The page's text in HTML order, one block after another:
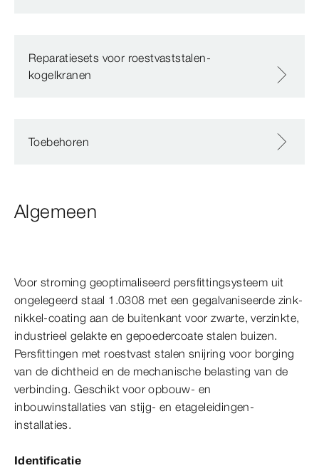
Reparatiesets voor roestvaststalen-
kogelkranen
Toebehoren
Algemeen
Voor stroming geoptimaliseerd persfittingsysteem uit
ongelegeerd staal 1.0308 met een gegalvaniseerde zink-​
nikkel-​coating aan de buitenkant voor zwarte, verzinkte,
industrieel gelakte en gepoedercoate stalen buizen.
Persfittingen met roestvast stalen snijring voor borging
van de dichtheid en de mechanische belasting van de
verbinding. Geschikt voor opbouw- en
inbouwinstallaties van stijg- en etageleidingen-​
installaties.
Identificatie